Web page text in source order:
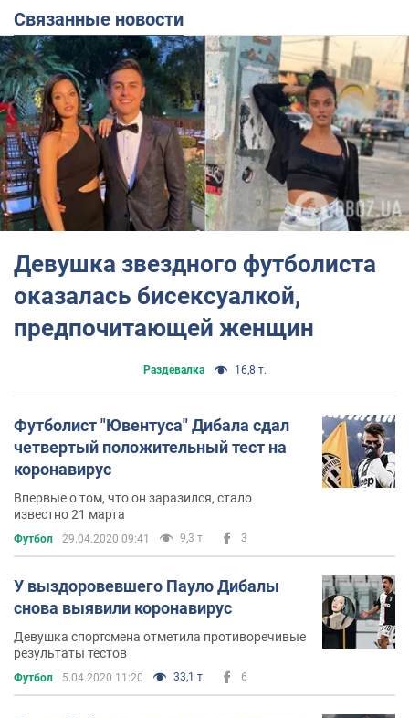
Связанные новости
Девушка звездного футболиста
оказалась бисексуалкой,
предпочитающей женщин
Раздевалка 16,8 т.
Футболист "Ювентуса" Дибала сдал
четвертый положительный тест на
коронавирус
Впервые о том, что он заразился, стало
известно 21 марта
Футбол 29.04.2020 09:41 9,3 т. 3
У выздоровевшего Пауло Дибалы
снова выявили коронавирус
Девушка спортсмена отметила противоречивые
результаты тестов
Футбол 5.04.2020 11:20 33,1 т. 6